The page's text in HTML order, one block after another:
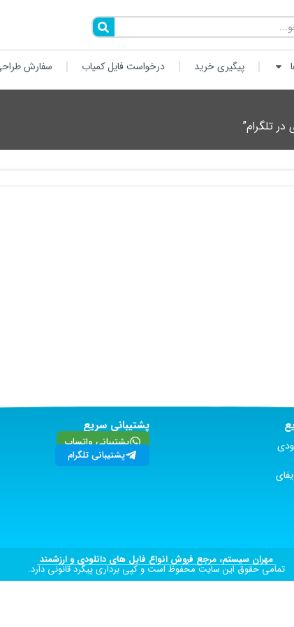
پیگیری خرید درخواست فایل کمیاب سفارش
تلگرام”
پشتیبانی سریع
پشتیبانی واتساپ
پشتیبانی تلگرام
مهران سیستم، مرجع فروش انواع فایل های دانلودی و ارزشمند
تمامی حقوق این سایت محفوظ است و کپی برداری پیگرد قانونی دارد.